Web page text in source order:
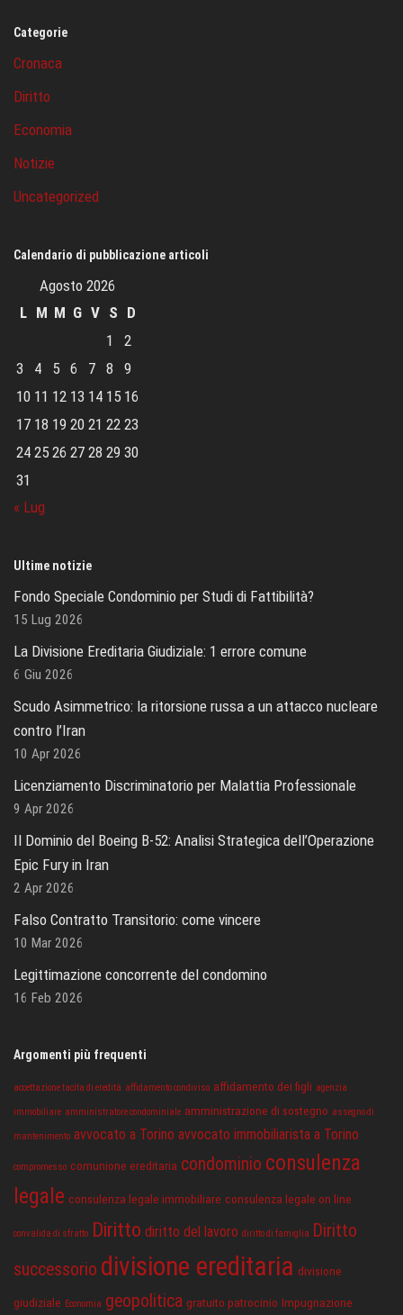
Categorie
Cronaca
Diritto
Economia
Notizie
Uncategorized
Calendario di pubblicazione articoli
Agosto 2026
L M M G V S D
1
2
3
4 5 6 7 8
9
10 11 12 13 14 15 16
17 18 19 20 21 22 23
24 25 26 27 28 29 30
31
« Lug
Ultime notizie
Fondo Speciale Condominio per Studi di Fattibilità?
15 Lug 2026
La Divisione Ereditaria Giudiziale: 1 errore comune
6 Giu 2026
Scudo Asimmetrico: la ritorsione russa a un attacco nucleare
contro l’Iran
10 Apr 2026
Licenziamento Discriminatorio per Malattia Professionale
9 Apr 2026
Il Dominio del Boeing B-52: Analisi Strategica dell’Operazione
Epic Fury in Iran
2 Apr 2026
Falso Contratto Transitorio: come vincere
10 Mar 2026
Legittimazione concorrente del condomino
16 Feb 2026
Argomenti più frequenti
accettazione tacita di eredità affidamento condiviso affidamento dei figli agenzia
immobiliare amministratore condominiale amministrazione di sostegno assegno di
mantenimento avvocato a Torino avvocato immobiliarista a Torino
compromesso comunione ereditaria condominio consulenza
legale consulenza legale immobiliare consulenza legale on line
convalida di sfratto Diritto diritto del lavoro diritto di famiglia Diritto
successorio divisione ereditaria divisione
giudiziale Economia geopolitica gratuito patrocinio Impugnazione